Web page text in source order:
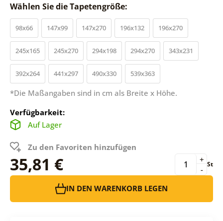
Wählen Sie die Tapetengröße:
98x66 147x99 147x270 196x132 196x270
245x165 245x270 294x198 294x270 343x231
392x264 441x297 490x330 539x363
*Die Maßangaben sind in cm als Breite x Höhe.
Verfügbarkeit:
Auf Lager
Zu den Favoriten hinzufügen
35,81 € -
+ St
IN DEN WARENKORB LEGEN